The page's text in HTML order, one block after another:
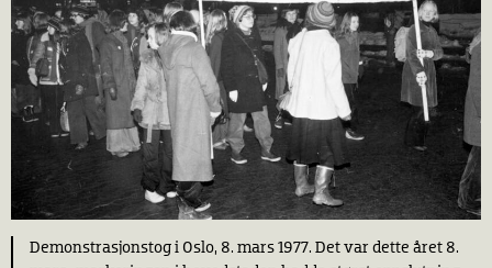
Demonstrasjonstog i Oslo, 8. mars 1977. Det var dette året 8.